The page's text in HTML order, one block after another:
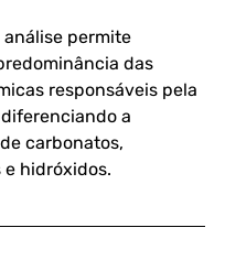
análise permite
das
responsáveis pela
a
carbonatos,
hidróxidos.